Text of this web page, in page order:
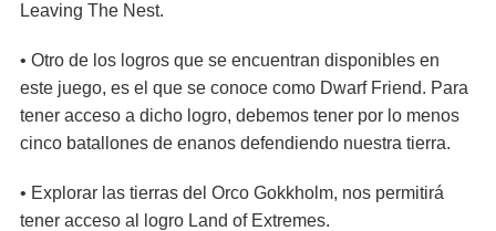
Leaving The Nest.
• Otro de los logros que se encuentran disponibles en
este juego, es el que se conoce como Dwarf Friend. Para
tener acceso a dicho logro, debemos tener por lo menos
cinco batallones de enanos defendiendo nuestra tierra.
• Explorar las tierras del Orco Gokkholm, nos permitirá
tener acceso al logro Land of Extremes.